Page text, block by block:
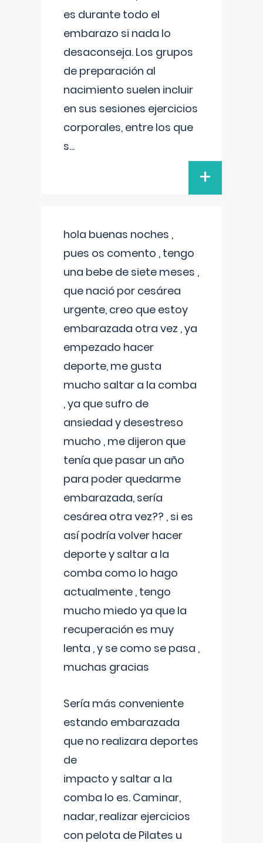
es durante todo el
embarazo si nada lo
desaconseja. Los grupos
de preparación al
nacimiento suelen incluir
en sus sesiones ejercicios
corporales, entre los que
s...
+
hola buenas noches ,
pues os comento , tengo
una bebe de siete meses ,
que nació por cesárea
urgente, creo que estoy
embarazada otra vez , ya
empezado hacer
deporte, me gusta
mucho saltar a la comba
, ya que sufro de
ansiedad y desestreso
mucho , me dijeron que
tenía que pasar un año
para poder quedarme
embarazada, sería
cesárea otra vez?? , si es
así podría volver hacer
deporte y saltar a la
comba como lo hago
actualmente , tengo
mucho miedo ya que la
recuperación es muy
lenta , y se como se pasa ,
muchas gracias
Sería más conveniente
estando embarazada
que no realizara deportes
de
impacto y saltar a la
comba lo es. Caminar,
nadar, realizar ejercicios
con pelota de Pilates u